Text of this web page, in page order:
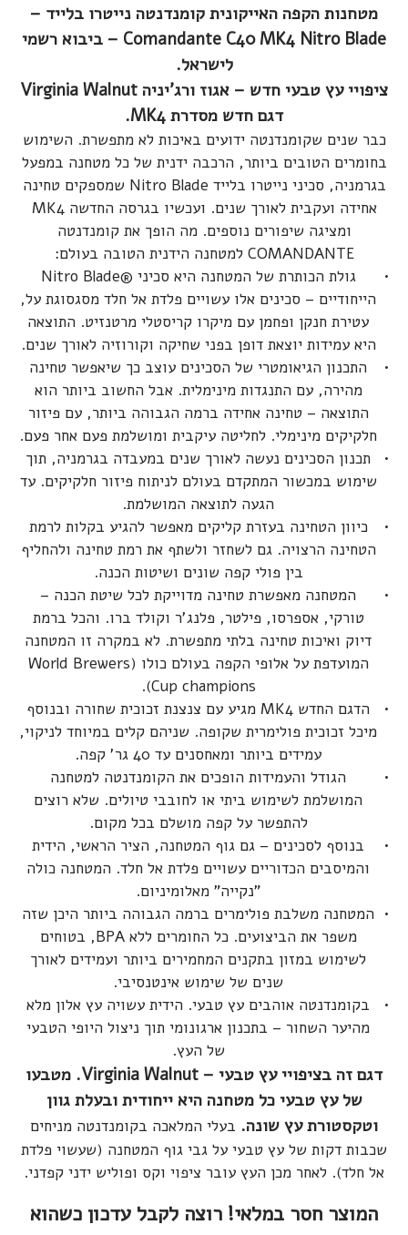
מטחנות הקפה האייקונית קומנדנטה נייטרו בלייד –
Comandante C40 MK4 Nitro Blade – ביבוא רשמי
לישראל.
ציפויי עץ טבעי חדש – אגוז ורג'יניה Virginia Walnut
דגם חדש מסדרת MK4.
כבר שנים שקומנדנטה ידועים באיכות לא מתפשרת. השימוש
בחומרים הטובים ביותר, הרכבה ידנית של כל מטחנה במפעל
בגרמניה, סכיני נייטרו בלייד Nitro Blade שמספקים טחינה
אחידה ועקבית לאורך שנים. ועכשיו בגרסה החדשה MK4
ומציגה שיפורים נוספים. מה הופך את קומנדנטה
COMANDANTE למטחנה הידנית הטובה בעולם:
גולת הכותרת של המטחנה היא סכיני ®Nitro Blade
הייחודיים – סכינים אלו עשויים פלדת אל חלד מסגסוגת על,
עטירת חנקן ופחמן עם מיקרו קריסטלי מרטנזיט. התוצאה
היא עמידות יוצאת דופן בפני שחיקה וקורוזיה לאורך שנים.
התכנון הגיאומטרי של הסכינים עוצב כך שיאפשר טחינה
מהירה, עם התנגדות מינימלית. אבל החשוב ביותר הוא
התוצאה – טחינה אחידה ברמה הגבוהה ביותר, עם פיזור
חלקיקים מינימלי. לחליטה עיקבית ומושלמת פעם אחר פעם.
תכנון הסכינים נעשה לאורך שנים במעבדה בגרמניה, תוך
שימוש במכשור המתקדם בעולם לניתוח פיזור חלקיקים. עד
הגעה לתוצאה המושלמת.
כיוון הטחינה בעזרת קליקים מאפשר להגיע בקלות לרמת
הטחינה הרצויה. גם לשחזר ולשתף את רמת טחינה ולהחליף
בין פולי קפה שונים ושיטות הכנה.
המטחנה מאפשרת טחינה מדוייקת לכל שיטת הכנה –
טורקי, אספרסו, פילטר, פלנג'ר וקולד ברו. והכל ברמת
דיוק ואיכות טחינה בלתי מתפשרת. לא במקרה זו המטחנה
המועדפת על אלופי הקפה בעולם כולו (World Brewers
Cup champions).
הדגם החדש MK4 מגיע עם צנצנת זכוכית שחורה ובנוסף
מיכל זכוכית פולימרית שקופה. שניהם קלים במיוחד לניקוי,
עמידים ביותר ומאחסנים עד 40 גר' קפה.
הגודל והעמידות הופכים את הקומנדנטה למטחנה
המושלמת לשימוש ביתי או לחובבי טיולים. שלא רוצים
להתפשר על קפה מושלם בכל מקום.
בנוסף לסכינים – גם גוף המטחנה, הציר הראשי, הידית
והמיסבים הכדוריים עשויים פלדת אל חלד. המטחנה כולה
"נקייה" מאלומיניום.
המטחנה משלבת פולימרים ברמה הגבוהה ביותר היכן שזה
משפר את הביצועים. כל החומרים ללא BPA, בטוחים
לשימוש במזון בתקנים המחמירים ביותר ועמידים לאורך
שנים של שימוש אינטנסיבי.
בקומנדנטה אוהבים עץ טבעי. הידית עשויה עץ אלון מלא
מהיער השחור – בתכנון ארגונומי תוך ניצול היופי הטבעי
של העץ.
דגם זה בציפויי עץ טבעי – Virginia Walnut. מטבעו
של עץ טבעי כל מטחנה היא ייחודית ובעלת גוון
וטקסטורת עץ שונה. בעלי המלאכה בקומנדנטה מניחים
שכבות דקות של עץ טבעי על גבי גוף המטחנה (שעשוי פלדת
אל חלד). לאחר מכן העץ עובר ציפוי וקס ופוליש ידני קפדני.
המוצר חסר במלאי! רוצה לקבל עדכון כשהוא